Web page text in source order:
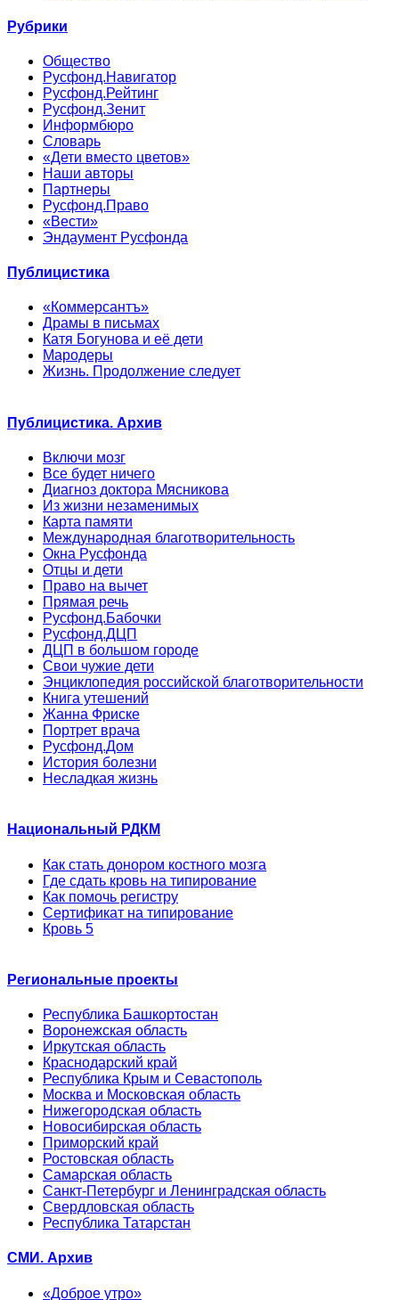
Рубрики
Общество
Русфонд.Навигатор
Русфонд.Рейтинг
Русфонд.Зенит
Информбюро
Словарь
«Дети вместо цветов»
Наши авторы
Партнеры
Русфонд.Право
«Вести»
Эндаумент Русфонда
Публицистика
«Коммерсантъ»
Драмы в письмах
Катя Богунова и её дети
Мародеры
Жизнь. Продолжение следует
Публицистика. Архив
Включи мозг
Все будет ничего
Диагноз доктора Мясникова
Из жизни незаменимых
Карта памяти
Международная благотворительность
Окна Русфонда
Отцы и дети
Право на вычет
Прямая речь
Русфонд.Бабочки
Русфонд.ДЦП
ДЦП в большом городе
Свои чужие дети
Энциклопедия российской благотворительности
Книга утешений
Жанна Фриске
Портрет врача
Русфонд.Дом
История болезни
Несладкая жизнь
Национальный РДКМ
Как стать донором костного мозга
Где сдать кровь на типирование
Как помочь регистру
Сертификат на типирование
Кровь 5
Региональные проекты
Республика Башкортостан
Воронежская область
Иркутская область
Краснодарский край
Республика Крым и Севастополь
Москва и Московская область
Нижегородская область
Новосибирская область
Приморский край
Ростовская область
Самарская область
Санкт-Петербург и Ленинградская область
Свердловская область
Республика Татарстан
СМИ. Архив
«Доброе утро»